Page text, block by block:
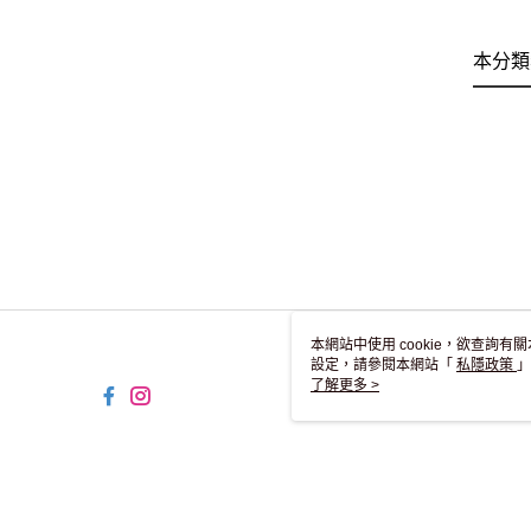
本分
本網站中使用 cookie，欲查詢有
設定，請參閱本網站「 私隱政策
用 cookie。
了解更多 >